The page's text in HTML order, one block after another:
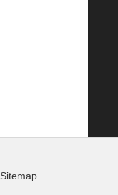
Sitemap